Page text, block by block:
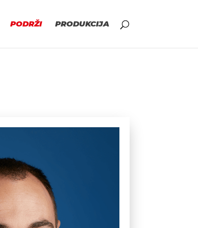
PODRŽI PRODUKCIJA